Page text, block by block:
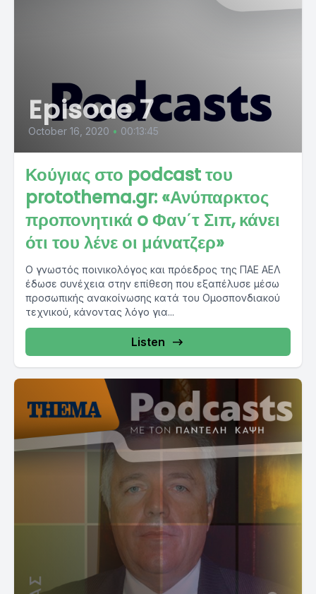
Episode 7
October 16, 2020 • 00:13:45
Κούγιας στο podcast του
protothema.gr: «Ανύπαρκτος
προπονητικά o Φαν΄τ Σιπ, κάνει
ότι του λένε οι μάνατζερ»
Ο γνωστός ποινικολόγος και πρόεδρος της ΠΑΕ ΑΕΛ
έδωσε συνέχεια στην επίθεση που εξαπέλυσε μέσω
προσωπικής ανακοίνωσης κατά του Ομοσπονδιακού
τεχνικού, κάνοντας λόγο για...
Listen